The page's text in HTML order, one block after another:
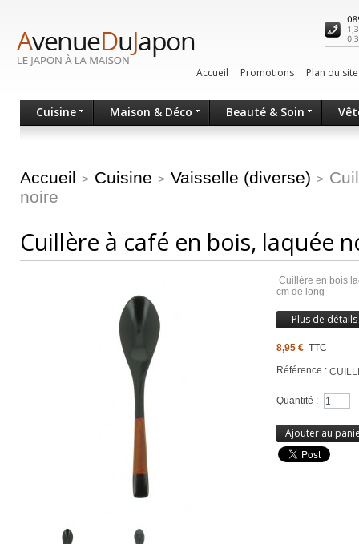
Accueil Promotions Plan du site
Cuisine Maison & Déco Beauté & Soin
Accueil > Cuisine > Vaisselle (diverse) >
noire
Cuillère à café en bois, laquée
Cuillère en bois
cm de long
Plus de détails
8,95 € TTC
Référence :
Quantité :
Ajouter au